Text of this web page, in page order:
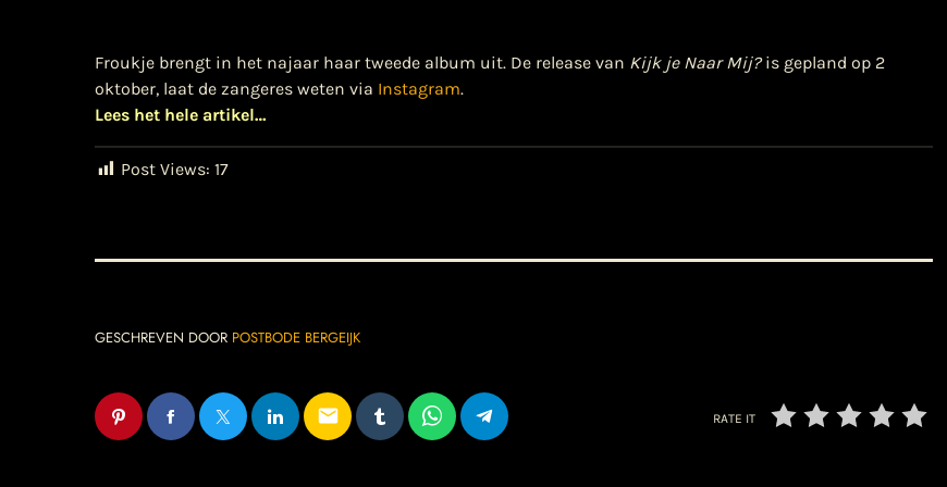
Froukje brengt in het najaar haar tweede album uit. De release van Kijk je Naar Mij?is gepland op 2
oktober, laat de zangeres weten via Instagram.
Lees het hele artikel…
Post Views: 17
GESCHREVEN DOOR POSTBODE BERGEIJK
email RATE IT